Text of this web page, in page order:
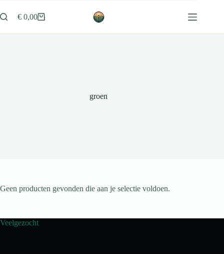
naar
de
Winkelwagen
€ 0,00
groen
Geen producten gevonden die aan je selectie voldoen.
Veelgezocht